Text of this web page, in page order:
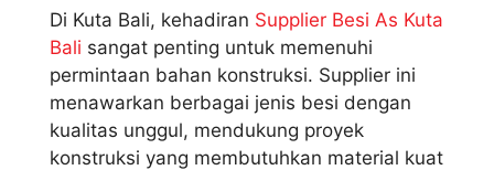
Di Kuta Bali, kehadiran Supplier Besi As Kuta
Bali sangat penting untuk memenuhi
permintaan bahan konstruksi. Supplier ini
menawarkan berbagai jenis besi dengan
kualitas unggul, mendukung proyek
konstruksi yang membutuhkan material kuat